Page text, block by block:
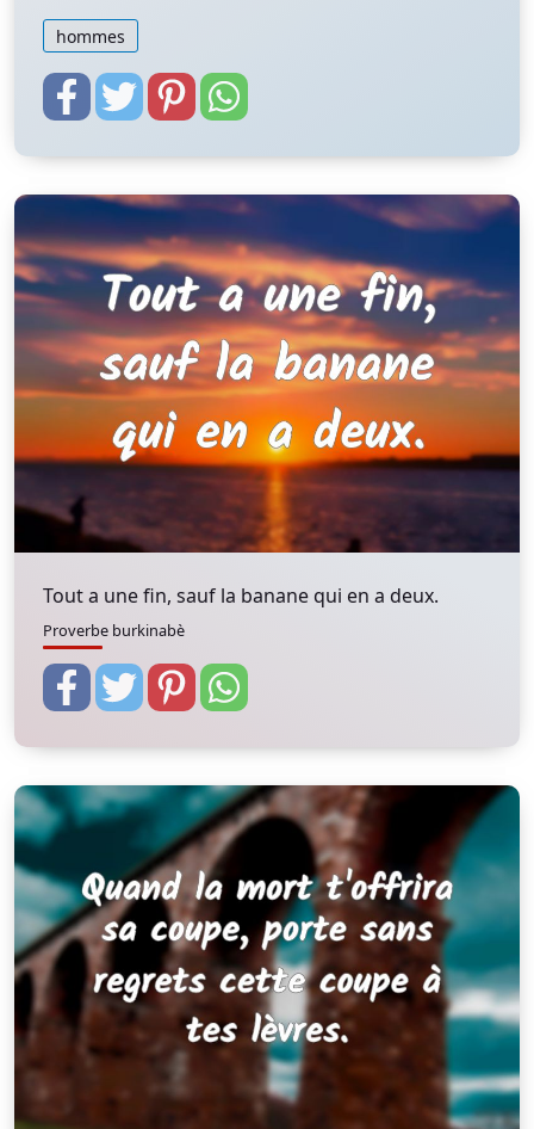
hommes
Tout a une fin, sauf la banane qui en a deux.
Proverbe burkinabè